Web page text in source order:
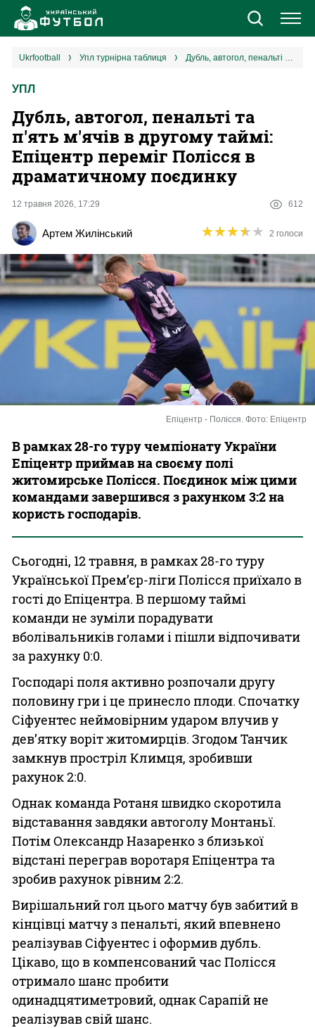
Новини
Єврокубки
УПЛ
Різне
Букмекери
Казино
ukrfootball упл турнірна таблиця Дубль, автогол, пенальті та п'ять м'ячів в другому таймі: Епіцентр переміг Полісся в драматичному поєдинку
УПЛ
Дубль, автогол, пенальті та
п'ять м'ячів в другому таймі:
Епіцентр переміг Полісся в
драматичному поєдинку
12 травня 2026, 17:29 612
Артем Жилінський ★★★★★
★★★★★ 2 голоси
Епіцентр - Полісся. Фото: Епіцентр
В рамках 28-го туру чемпіонату України
Епіцентр приймав на своєму полі
житомирське Полісся. Поєдинок між цими
командами завершився з рахунком 3:2 на
користь господарів.
Сьогодні, 12 травня, в рамках 28-го туру
Української Прем’єр-ліги Полісся приїхало в
гості до Епіцентра. В першому таймі
команди не зуміли порадувати
вболівальників голами і пішли відпочивати
за рахунку 0:0.
Господарі поля активно розпочали другу
половину гри і це принесло плоди. Спочатку
Сіфуентес неймовірним ударом влучив у
дев’ятку воріт житомирців. Згодом Танчик
замкнув простріл Климця, зробивши
рахунок 2:0.
Однак команда Ротаня швидко скоротила
відставання завдяки автоголу Монтаньї.
Потім Олександр Назаренко з близької
відстані переграв воротаря Епіцентра та
зробив рахунок рівним 2:2.
Вирішальний гол цього матчу був забитий в
кінцівці матчу з пенальті, який впевнено
реалізував Сіфуентес і оформив дубль.
Цікаво, що в компенсований час Полісся
отримало шанс пробити
одинадцятиметровий, однак Сарапій не
реалізував свій шанс.